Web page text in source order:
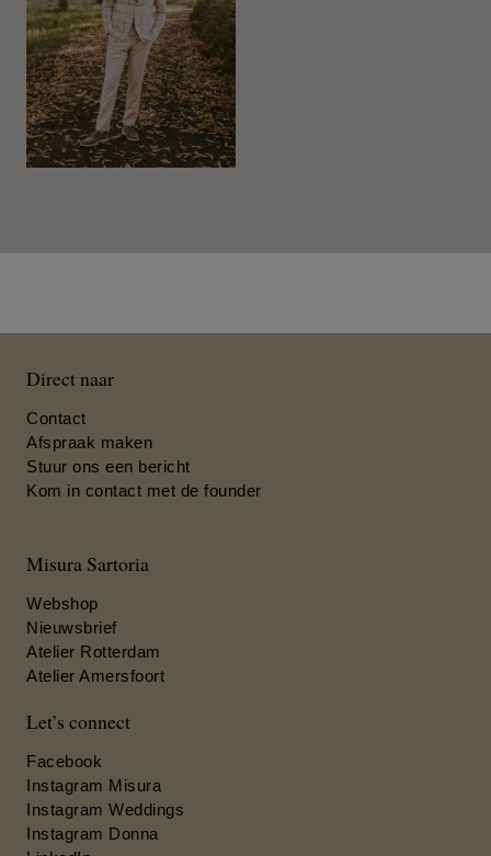
Direct naar
Contact
Afspraak maken
Stuur ons een bericht
Kom in contact met de founder
Misura Sartoria
Webshop
Nieuwsbrief
Atelier Rotterdam
Atelier Amersfoort
Let’s connect
Facebook
Instagram Misura
Instagram Weddings
Instagram Donna